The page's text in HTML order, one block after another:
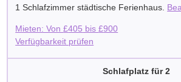
1 Schlafzimmer städtische Ferienhaus.
Mieten: Von£405 bis£900
Verfügbarkeit prüfen
Schlafplatz für 2